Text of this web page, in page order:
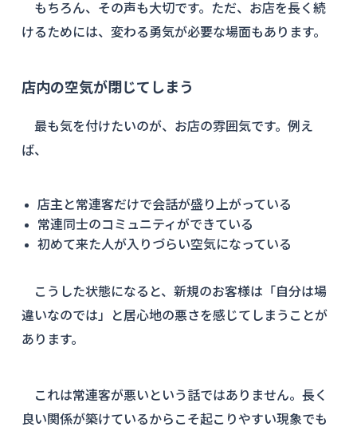
もちろん、その声も大切です。ただ、お店を長く続
けるためには、変わる勇気が必要な場面もあります。
店内の空気が閉じてしまう
最も気を付けたいのが、お店の雰囲気です。例え
ば、
店主と常連客だけで会話が盛り上がっている
常連同士のコミュニティができている
初めて来た人が入りづらい空気になっている
こうした状態になると、新規のお客様は「自分は場
違いなのでは」と居心地の悪さを感じてしまうことが
あります。
これは常連客が悪いという話ではありません。長く
良い関係が築けているからこそ起こりやすい現象でも